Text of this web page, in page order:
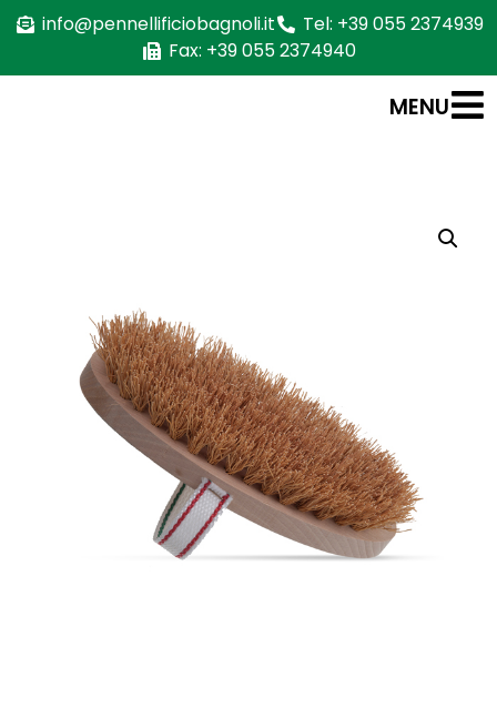
info@pennellificiobagnoli.it
Tel: +39 055 2374939
Fax: +39 055 2374940
MENU